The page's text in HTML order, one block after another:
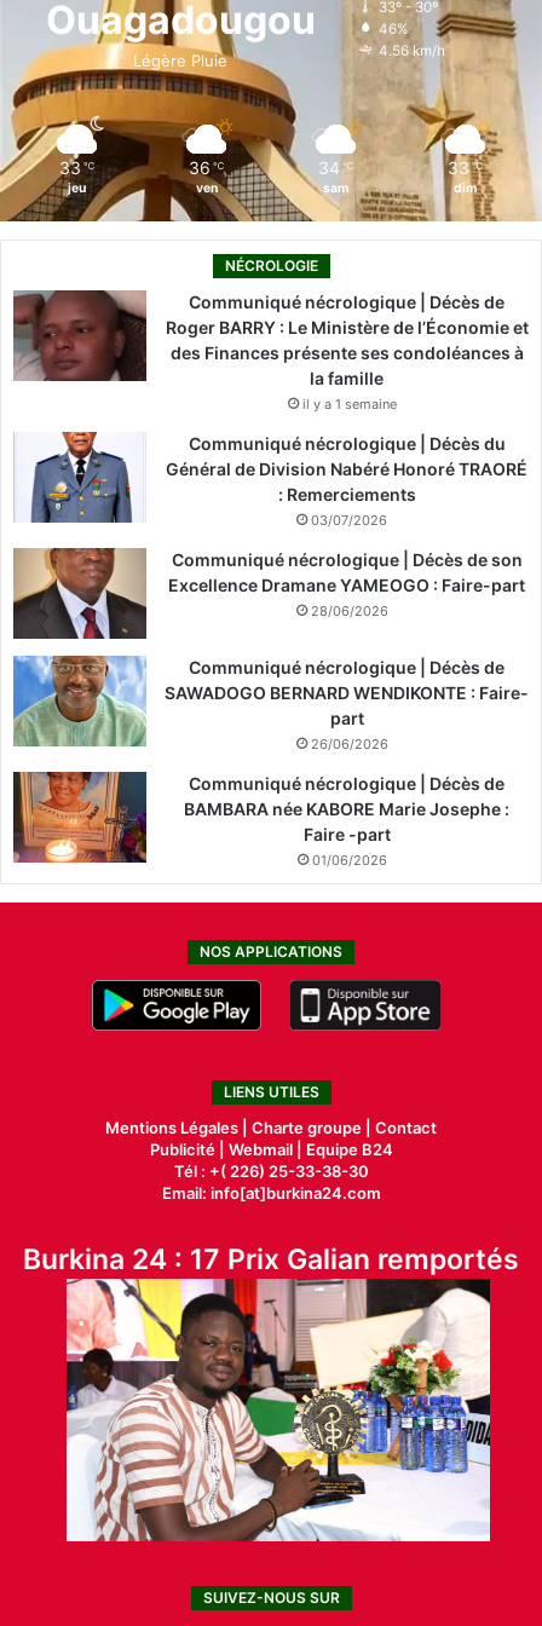
o
k
i
n
r
Ouagadougou
Légère Pluie
33º - 30º
46%
4.56 km/h
33 ℃
jeu
36 ℃
ven
34 ℃
sam
33 ℃
dim
NÉCROLOGIE
Communiqué nécrologique | Décès de
Roger BARRY : Le Ministère de l’Économie et
des Finances présente ses condoléances à
la famille
il y a 1 semaine
Communiqué nécrologique | Décès du
Général de Division Nabéré Honoré TRAORÉ
: Remerciements
03/07/2026
Communiqué nécrologique | Décès de son
Excellence Dramane YAMEOGO : Faire-part
28/06/2026
Communiqué nécrologique | Décès de
SAWADOGO BERNARD WENDIKONTE : Faire-
part
26/06/2026
Communiqué nécrologique | Décès de
BAMBARA née KABORE Marie Josephe :
Faire -part
01/06/2026
NOS APPLICATIONS
LIENS UTILES
Mentions Légales | Charte groupe | Contact
Publicité| Webmail |
Equipe B24
Tél : +( 226) 25-33-38-30
Email: info[at]burkina24.com
Burkina 24 : 17 Prix Galian remportés
SUIVEZ-NOUS SUR